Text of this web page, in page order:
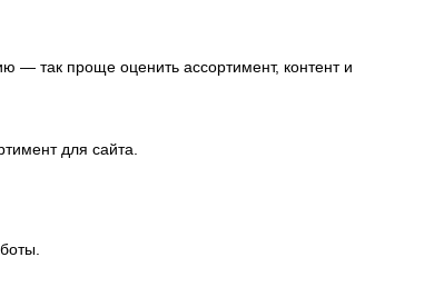
— так проще оценить ассортимент, контент и
для сайта.